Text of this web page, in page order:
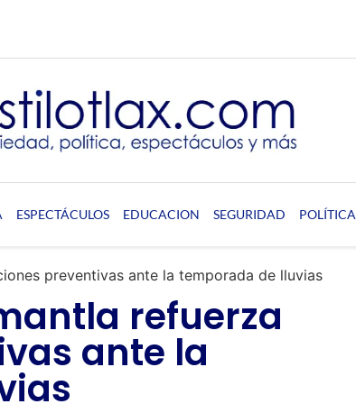
ESPECTÁCULOS EDUCACION SEGURIDAD POLÍTICA
preventivas ante la temporada de lluvias
refuerza
ante la